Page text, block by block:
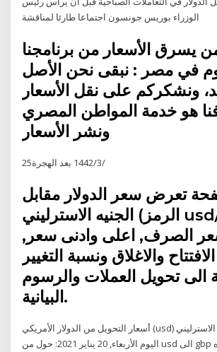
يسرق الأسعار من برنامجنا
في مصر : نبقى نحن الأصل
ونشكركم على نقل الأسعار
هو خدمة المواطن المصري
25‏‏/3‏‏/1442 بعد الهجرة
تعرض سعر الدولار مقابل
الجنيه الاسترليني (الرمز usd/gbp) بما
الصرف, اعلى وادنى سعر,
والاغلاق ونسبة التغيير
الى تحويل العملات والرسوم
البيانية.
أسعار التحويل من الدولار الأمريكي (usd) الى الجنيه الاسترليني gbp)
اليوم الأربعاء, 20 يناير 2021: حول من usd الى gbp و كذلك حول بالاتجاه